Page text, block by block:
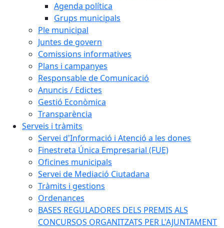
Agenda política
Grups municipals
Ple municipal
Juntes de govern
Comissions informatives
Plans i campanyes
Responsable de Comunicació
Anuncis / Edictes
Gestió Econòmica
Transparència
Serveis i tràmits
Servei d'Informació i Atenció a les dones
Finestreta Única Empresarial (FUE)
Oficines municipals
Servei de Mediació Ciutadana
Tràmits i gestions
Ordenances
BASES REGULADORES DELS PREMIS ALS
CONCURSOS ORGANITZATS PER L'AJUNTAMENT